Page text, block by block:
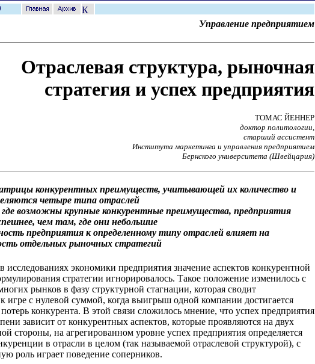
Управление предприятием
Отраслевая структура, рыночная
стратегия и успех предприятия
ТОМАС ЙЕННЕР
доктор политологии,
старший ассистент
Института маркетинга и управления предприятием
Бернского университета (Швейцария)
конкурентных преимуществ, учитывающей их количество и
четыре типа отраслей
где возможны крупные конкурентные преимущества, предприятия
чем там, где они небольшие
предприятия к определенному типу отраслей влияет на
отдельных рыночных стратегий
исследованиях экономики предприятия значение аспектов конкурентной
стратегии игнорировалось. Такое положение изменилось с
рынков в фазу структурной стагнации, которая сводит
игре с нулевой суммой, когда выигрыш одной компании достигается
потерь конкурента. В этой связи сложилось мнение, что успех предприятия
зависит от конкурентных аспектов, которые проявляются на двух
стороны, на агрегированном уровне успех предприятия определяется
в отрасли в целом (так называемой отраслевой структурой), с
роль играет поведение соперников.